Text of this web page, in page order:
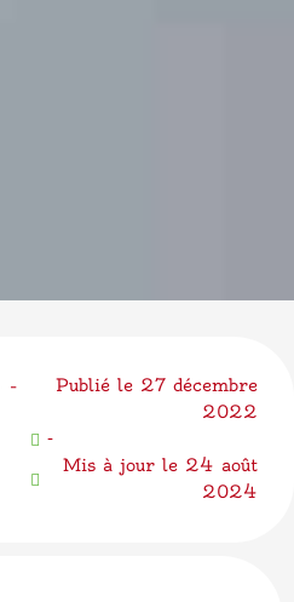
Publié le 27 décembre
2022
-
Mis à jour le 24 août
2024